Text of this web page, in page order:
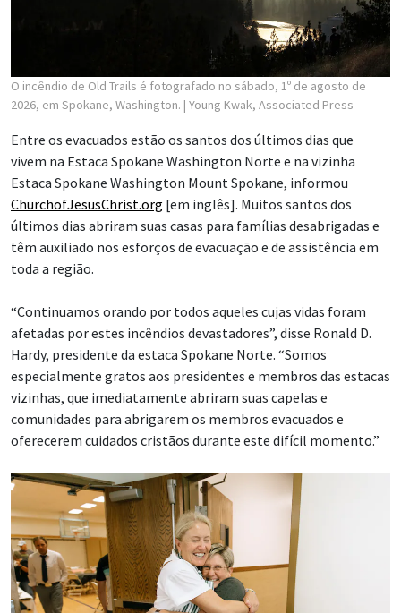
O incêndio de Old Trails é fotografado no sábado, 1º de agosto de
2026, em Spokane, Washington. | Young Kwak, Associated Press
Entre os evacuados estão os santos dos últimos dias que
vivem na Estaca Spokane Washington Norte e na vizinha
Estaca Spokane Washington Mount Spokane, informou
ChurchofJesusChrist.org [em inglês]. Muitos santos dos
últimos dias abriram suas casas para famílias desabrigadas e
têm auxiliado nos esforços de evacuação e de assistência em
toda a região.
“Continuamos orando por todos aqueles cujas vidas foram
afetadas por estes incêndios devastadores”, disse Ronald D.
Hardy, presidente da estaca Spokane Norte. “Somos
especialmente gratos aos presidentes e membros das estacas
vizinhas, que imediatamente abriram suas capelas e
comunidades para abrigarem os membros evacuados e
oferecerem cuidados cristãos durante este difícil momento.”